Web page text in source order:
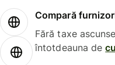
Compară
Fără taxe
întotdeauna de